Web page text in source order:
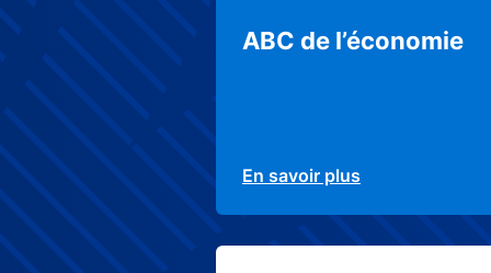
ABC de l’économie
En savoir plus